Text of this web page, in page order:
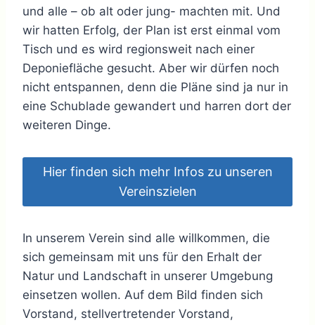
und alle – ob alt oder jung- machten mit. Und
wir hatten Erfolg, der Plan ist erst einmal vom
Tisch und es wird regionsweit nach einer
Deponiefläche gesucht. Aber wir dürfen noch
nicht entspannen, denn die Pläne sind ja nur in
eine Schublade gewandert und harren dort der
weiteren Dinge.
Hier finden sich mehr Infos zu unseren
Vereinszielen
In unserem Verein sind alle willkommen, die
sich gemeinsam mit uns für den Erhalt der
Natur und Landschaft in unserer Umgebung
einsetzen wollen. Auf dem Bild finden sich
Vorstand, stellvertretender Vorstand,